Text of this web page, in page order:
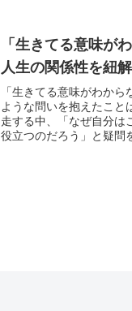
「生きてる意味が
人生の関係性を紐
「生きてる意味がわか
ような問いを抱えたこと
走する中、「なぜ自分は
役立つのだろう」と疑問